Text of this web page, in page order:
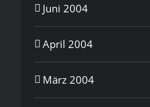
Juni 2004
April 2004
März 2004